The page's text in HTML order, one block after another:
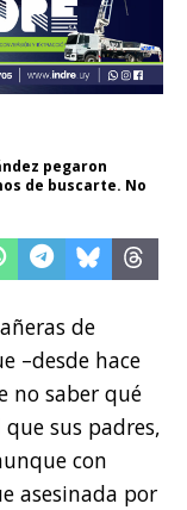
pegaron
de buscarte. No
de
–desde hace
no saber qué
sus padres,
con
asesinada por